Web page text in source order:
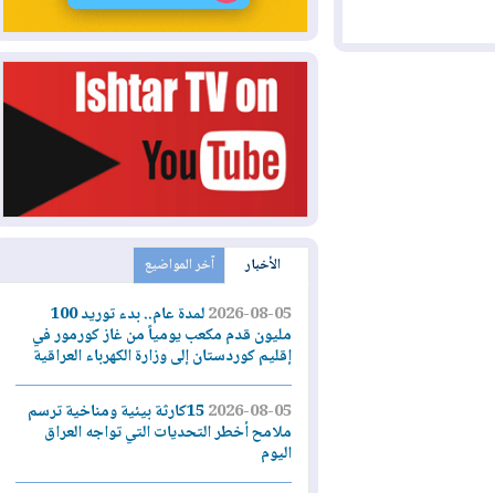
الأخبار آخر المواضيع
2026-08-05 لمدة عام.. بدء توريد 100
مليون قدم مكعب يومياً من غاز كورمور في
إقليم كوردستان إلى وزارة الكهرباء العراقية
2026-08-05
15كارثة بيئية ومناخية ترسم
ملامح أخطر التحديات التي تواجه العراق
اليوم